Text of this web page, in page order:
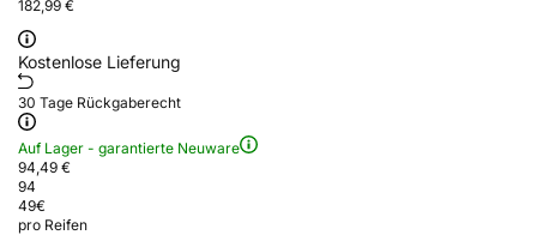
182,99 €
Kostenlose Lieferung
30 Tage Rückgaberecht
Auf Lager - garantierte Neuware
94,49 €
94
49€
pro Reifen